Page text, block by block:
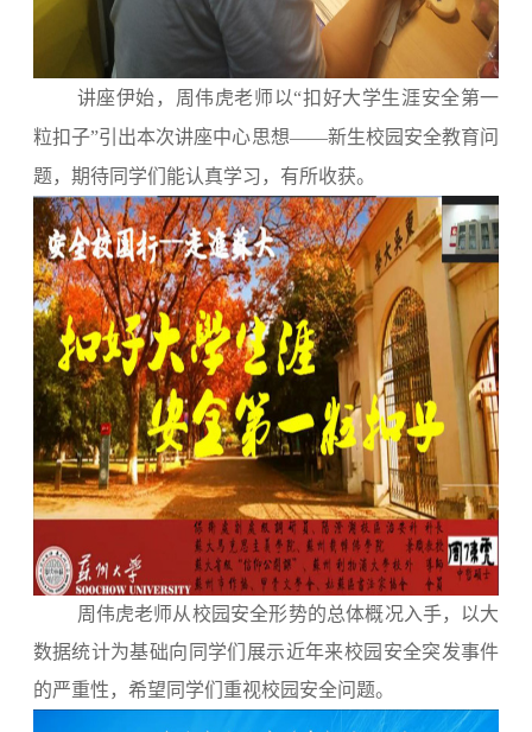
讲座伊始，周伟虎老师以“扣好大学生涯安全第一
粒扣子”引出本次讲座中心思想——新生校园安全教育问
题，期待同学们能认真学习，有所收获。
周伟虎老师从校园安全形势的总体概况入手，以大
数据统计为基础向同学们展示近年来校园安全突发事件
的严重性，希望同学们重视校园安全问题。